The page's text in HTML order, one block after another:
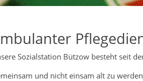
Sozialstation Bützow besteht seit
und nicht einsam alt zu